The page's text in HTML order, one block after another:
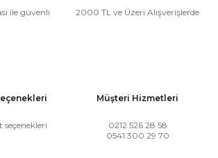
ile güvenli 2000 TL ve Üzeri Alışverişlerde
seçenekleri
Müşteri Hizmetleri
0212 526 28 58
0541 300 29 70